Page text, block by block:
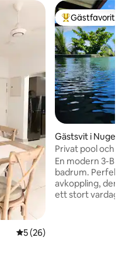
5 av 5 i genomsnittligt
5 (26)
Populär
Gästfavorit
Gästsvit i
Privat pool och
boende
En modern 3-BR-
badrum. Perfekt
avkoppling, den
ett stort